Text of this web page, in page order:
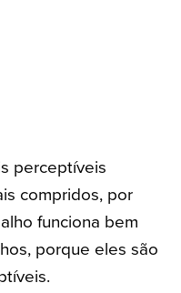
perceptíveis
compridos, por
funciona bem
porque eles são